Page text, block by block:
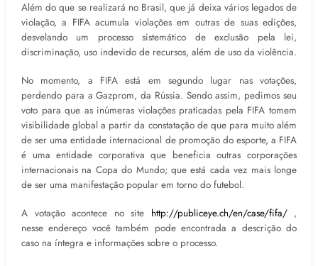
Além do que se realizará no Brasil, que já deixa vários legados de
violação, a FIFA acumula violações em outras de suas edições,
desvelando um processo sistemático de exclusão pela lei,
discriminação, uso indevido de recursos, além de uso da violência.
No momento, a FIFA está em segundo lugar nas votações,
perdendo para a Gazprom, da Rússia. Sendo assim, pedimos seu
voto para que as inúmeras violações praticadas pela FIFA tomem
visibilidade global a partir da constatação de que para muito além
de ser uma entidade internacional de promoção do esporte, a FIFA
é uma entidade corporativa que beneficia outras corporações
internacionais na Copa do Mundo; que está cada vez mais longe
de ser uma manifestação popular em torno do futebol.
A votação acontece no site http://publiceye.ch/en/case/fifa/,
nesse endereço você também pode encontrada a descrição do
caso na íntegra e informações sobre o processo.